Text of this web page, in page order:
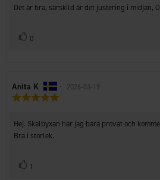
5
Recensionstext:
Det är bra, särskild är det justering i midjan,
Rösta
0
Recensionsförfattare:
Anita K • Recensionsdatum:
2026-03-19
5
Recensionstext:
Hej. Skalbyxan har jag bara provat och
Bra i storlek.
Rösta
1